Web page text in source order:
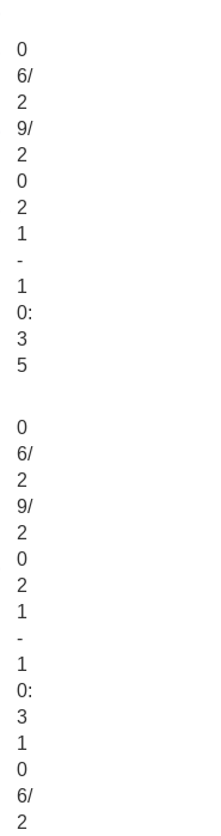
0
6/
2
9/
2
0
2
1
-
1
0:
3
5
0
6/
2
9/
2
0
2
1
-
1
0:
3
1
0
6/
2